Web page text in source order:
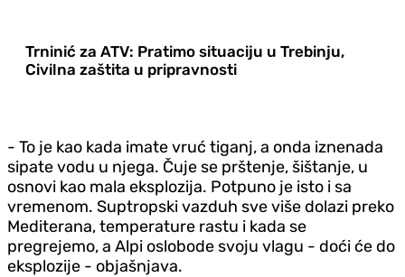
Trninić za ATV: Pratimo situaciju u Trebinju,
Civilna zaštita u pripravnosti
- To je kao kada imate vruć tiganj, a onda iznenada
sipate vodu u njega. Čuje se prštenje, šištanje, u
osnovi kao mala eksplozija. Potpuno je isto i sa
vremenom. Suptropski vazduh sve više dolazi preko
Mediterana, temperature rastu i kada se
pregrejemo, a Alpi oslobode svoju vlagu - doći će do
eksplozije - objašnjava.